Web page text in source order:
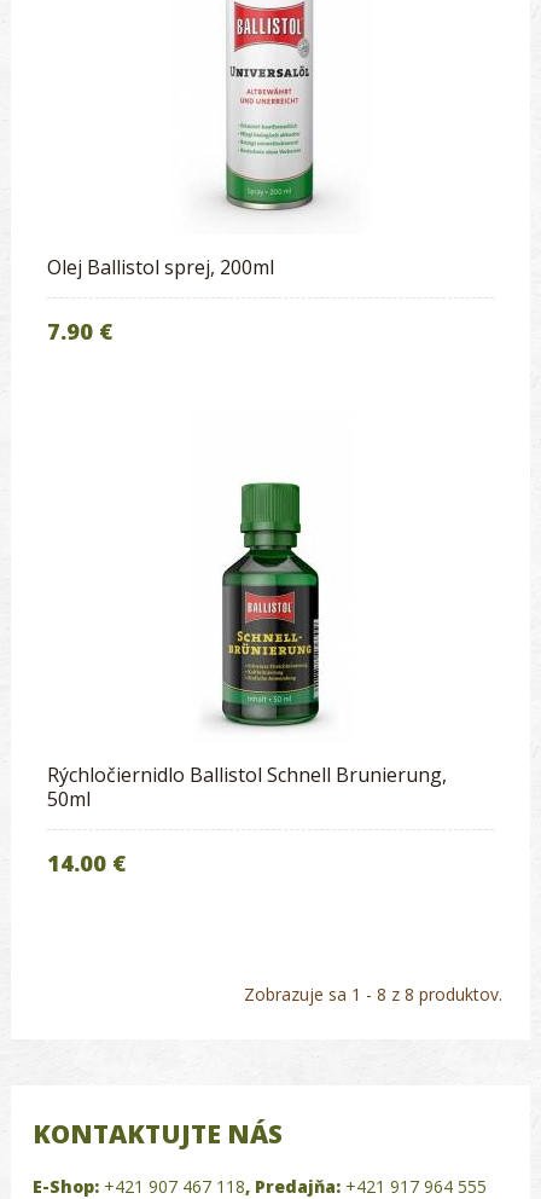
Olej Ballistol sprej, 200ml
7.90 €
Rýchločiernidlo Ballistol Schnell Brunierung,
50ml
14.00 €
Zobrazuje sa 1 - 8 z 8 produktov.
KONTAKTUJTE NÁS
E-Shop: +421 907 467 118, Predajňa: +421 917 964 555